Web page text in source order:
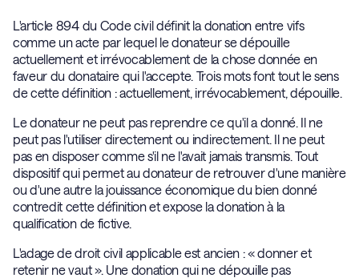
L'article 894 du Code civil définit la donation entre vifs
comme un acte par lequel le donateur se dépouille
actuellement et irrévocablement de la chose donnée en
faveur du donataire qui l'accepte. Trois mots font tout le sens
de cette définition : actuellement, irrévocablement, dépouille.
Le donateur ne peut pas reprendre ce qu'il a donné. Il ne
peut pas l'utiliser directement ou indirectement. Il ne peut
pas en disposer comme s'il ne l'avait jamais transmis. Tout
dispositif qui permet au donateur de retrouver d'une manière
ou d'une autre la jouissance économique du bien donné
contredit cette définition et expose la donation à la
qualification de fictive.
L'adage de droit civil applicable est ancien : « donner et
retenir ne vaut ». Une donation qui ne dépouille pas